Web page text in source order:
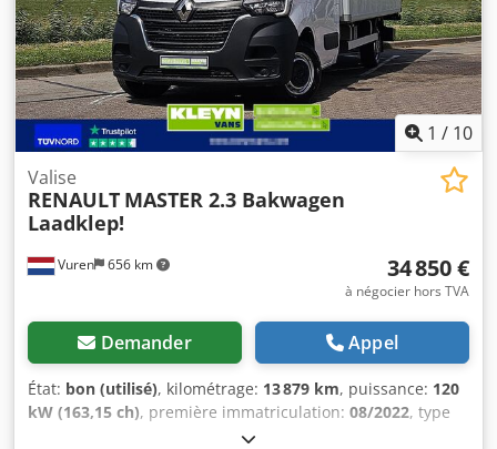
1 / 10
Vuren 656 km
Valise
RENAULT MASTER 2.3 Bakwagen
Laadklep!
34 850 €
à négocier hors TVA
Demander Appel
État: bon (utilisé), kilométrage: 13 879 km, puissance: 120
kW (163,15 ch), première immatriculation: 08/2022, type
, dimension des pneus: